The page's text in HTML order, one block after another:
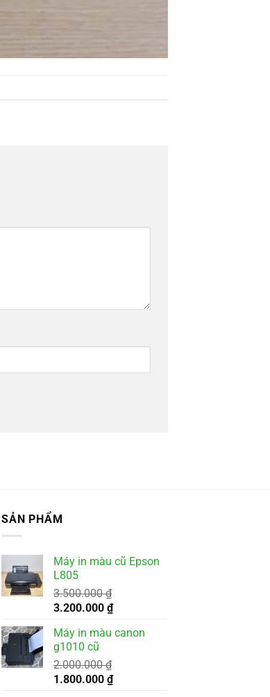
SẢN PHẨM
Máy in màu cũ Epson
L805
3.500.000₫
Giá
là:
3.500.000 ₫.
3.200.000 ₫Giá
tại
Máy in màu canon
g1010 cũ
2.000.000₫
Giá
1.800.000 ₫Giá